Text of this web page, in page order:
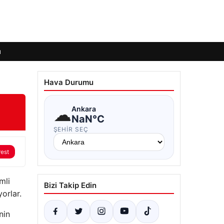
Hava Durumu
☁Ankara
NaN°C
ŞEHIR SEÇ
Bizi Takip Edin